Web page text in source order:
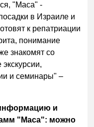
"Маса" -
в Израиле и
к репатриации
понимание
знакомят со
и семинары" –
и
"Маса": можно